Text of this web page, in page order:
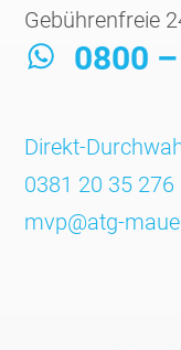
Gebührenfreie
0800
Direkt-
0381 20 35 276
mvp@atg-